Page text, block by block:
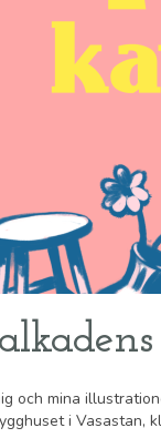
och mina
i Vasastan,